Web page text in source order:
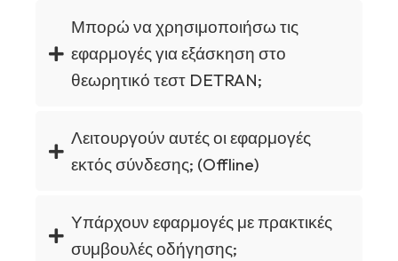
Μπορώ να χρησιμοποιήσω τις
εφαρμογές για εξάσκηση στο
θεωρητικό τεστ DETRAN;
Λειτουργούν αυτές οι εφαρμογές
εκτός σύνδεσης; (Offline)
Υπάρχουν εφαρμογές με πρακτικές
συμβουλές οδήγησης;